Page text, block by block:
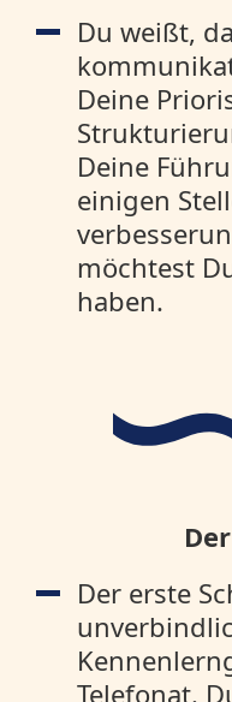
Du weißt,
Deine
Deine
einigen
möchtest
haben.
Der erste
Telefonat.